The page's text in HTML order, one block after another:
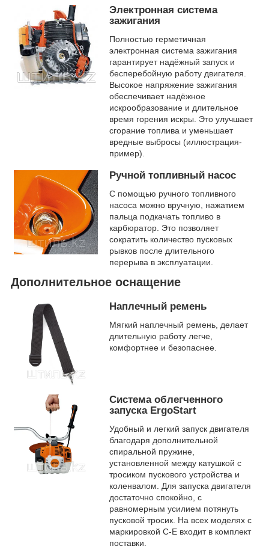
Электронная система
зажигания
Полностью герметичная
электронная система зажигания
гарантирует надёжный запуск и
бесперебойную работу двигателя.
Высокое напряжение зажигания
обеспечивает надёжное
искрообразование и длительное
время горения искры. Это улучшает
сгорание топлива и уменьшает
вредные выбросы (иллюстрация-
пример).
Ручной топливный насос
С помощью ручного топливного
насоса можно вручную, нажатием
пальца подкачать топливо в
карбюратор. Это позволяет
сократить количество пусковых
рывков после длительного
перерыва в эксплуатации.
Дополнительное оснащение
Наплечный ремень
Мягкий наплечный ремень, делает
длительную работу легче,
комфортнее и безопаснее.
Система облегченного
запуска ErgoStart
Удобный и легкий запуск двигателя
благодаря дополнительной
спиральной пружине,
установленной между катушкой с
тросиком пускового устройства и
коленвалом. Для запуска двигателя
достаточно спокойно, с
равномерным усилием потянуть
пусковой тросик. На всех моделях с
маркировкой C-E входит в комплект
поставки.